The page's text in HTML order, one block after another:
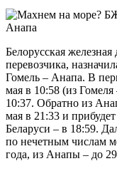
Белорусская
перевозчика,
Гомель – Анапа. В
мая в 10:58 (из
10:37. Обратно из
мая в 21:33 и
Беларуси – в 18:59.
по нечетным числам
года, из Анапы – до 29